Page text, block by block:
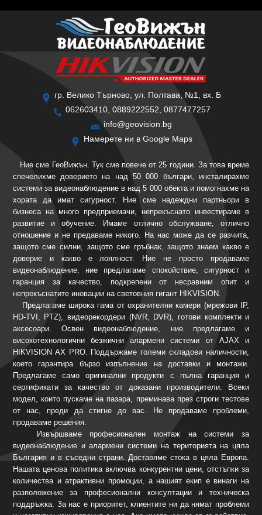
гр. Велико Търново, ул. Полтава, №1, вх. Б
062603410, 0889222552, 0877477257
info@geovision.bg
Намерете ни в Google Maps
Ние сме ГеоВижън. Тук сме повече от 25 години. За това време
спечелихме доверието на над 50 000 българи, инсталирахме
системи за видеонаблюдение в над 5 000 обекта и помогнахме на
хората да имат сигурност. Ние сме надеждни партньори в
бизнеса на много предприемачи, непрекъснато инвестираме в
развитие и обучение. Имаме отлично обслужване, отлично
отношение и не предаваме никого. На нас може да се разчита,
защото сме силни, защото сме гръбнак, защото знаем какво е
доверие и какво е лоялност. Ние не просто продаваме
видеонаблюдение, ние предлагаме спокойствие, сигурност и
гаранция за качество, подкрепени от несравним опит и
непрекъснатите иновации на световния гигант HIKVISION.
Предлагаме широка гама от охранителни камери (мрежови IP,
HD-TVI, PTZ), видеорекордери (NVR, DVR), готови комплекти и
аксесоари. Освен видеонаблюдение, ние предлагаме и
високотехнологични безжични алармени системи от AJAX и
HIKVISION AX PRO. Поддържаме големи складови наличности,
което гарантира бързо изпълнение на доставки и монтажи.
Предлагаме само оригинални продукти с пълна гаранция и
сертификати за качество от доказани производители. Всеки
модел, които пускаме на пазара, преминава през строги тестове
от нас, преди да стигне до вас. Не продаваме проблеми,
продаваме решения.
Извършваме професионален монтаж на системи за
видеонаблюдение и алармени системи на територията на цяла
България и в съседни страни. Доставяме стока в цяла Европа.
Нашата ценова политика включва конкурентни цени, отстъпки за
количества и атрактивни промоции, а нашият екип е винаги на
разположение за професионални консултации и техническа
поддръжка. За нас е приоритет, клиентите ни да нямат проблеми